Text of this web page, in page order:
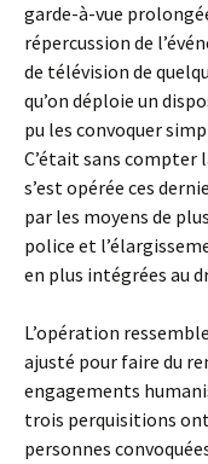
garde-à-vue
répercussion de
de télévision de
qu’on déploie un
pu les convoquer
C’était sans compter
s’est opérée ces
par les moyens de
police et
en plus intégrées au
L’opération
ajusté pour faire du
engagements
trois perquisitions
personnes